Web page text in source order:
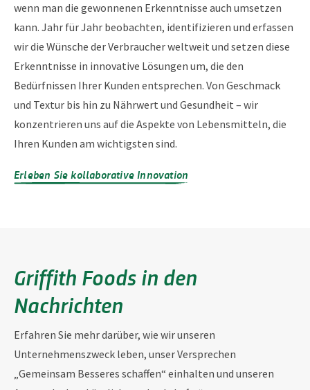
wenn man die gewonnenen Erkenntnisse auch umsetzen
kann. Jahr für Jahr beobachten, identifizieren und erfassen
wir die Wünsche der Verbraucher weltweit und setzen diese
Erkenntnisse in innovative Lösungen um, die den
Bedürfnissen Ihrer Kunden entsprechen. Von Geschmack
und Textur bis hin zu Nährwert und Gesundheit – wir
konzentrieren uns auf die Aspekte von Lebensmitteln, die
Ihren Kunden am wichtigsten sind.
Erleben Sie kollaborative Innovation
Griffith Foods in den
Nachrichten
Erfahren Sie mehr darüber, wie wir unseren
Unternehmenszweck leben, unser Versprechen
„Gemeinsam Besseres schaffen“ einhalten und unseren